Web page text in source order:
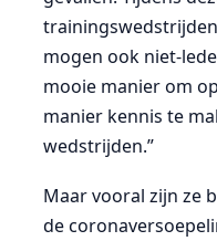
mogen ook niet-
mooie manier om
manier kennis te
wedstrijden.”
Maar vooral zijn ze
de